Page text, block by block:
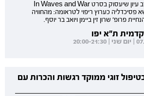
מכון מפרשים מזמין לערב עיון שיעסוק בסרט In Waves and War
פסיכדליה כערוץ ריפוי לטראומה: מהחוויה
פרופ' שרון זין ביימן ויואב בר יוסף.
ת"א יפו
זוגי ממוקד רגשות והכרות עם